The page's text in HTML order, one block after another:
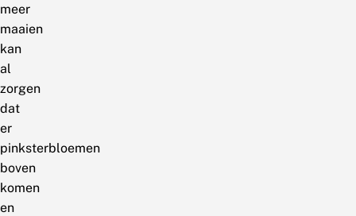
meer
maaien
kan
al
zorgen
dat
er
pinksterbloemen
boven
komen
en